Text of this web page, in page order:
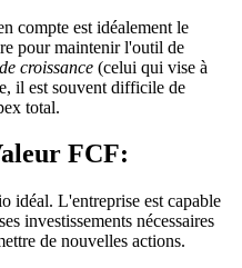
compte est idéalement le
pour maintenir l'outil de
croissance (celui qui vise à
il est souvent difficile de
total.
FCF:
idéal. L'entreprise est capable
investissements nécessaires
de nouvelles actions.